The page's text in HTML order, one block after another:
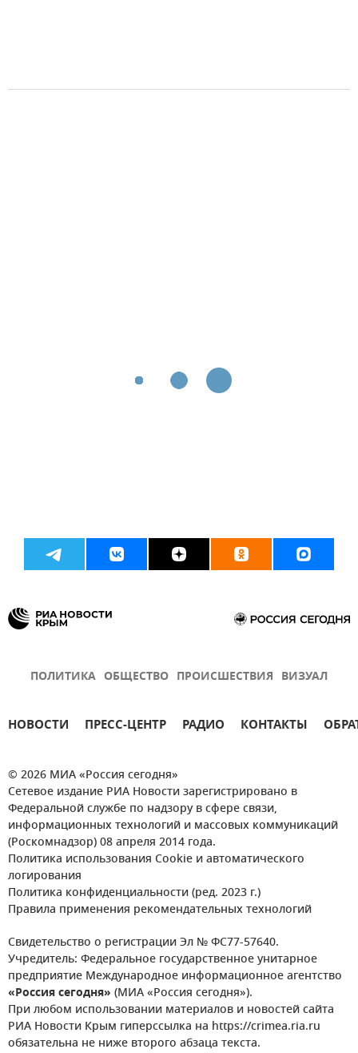
ПОЛИТИКА ОБЩЕСТВО ПРОИСШЕСТВИЯ ВИЗУАЛ
НОВОСТИ ПРЕСС-ЦЕНТР РАДИО КОНТАКТЫ
© 2026 МИА «Россия сегодня»
Сетевое издание РИА Новости зарегистрировано в
Федеральной службе по надзору в сфере связи,
информационных технологий и массовых коммуникаций
(Роскомнадзор) 08 апреля 2014 года.
Политика использования Cookie и автоматического
логирования
Политика конфиденциальности (ред. 2023 г.)
Правила применения рекомендательных технологий
Свидетельство о регистрации Эл № ФС77-57640.
Учредитель: Федеральное государственное унитарное
предприятие Международное информационное агентство
«Россия сегодня» (МИА «Россия сегодня»).
При любом использовании материалов и новостей сайта
РИА Новости Крым гиперссылка на https://crimea.ria.ru
обязательна не ниже второго абзаца текста.